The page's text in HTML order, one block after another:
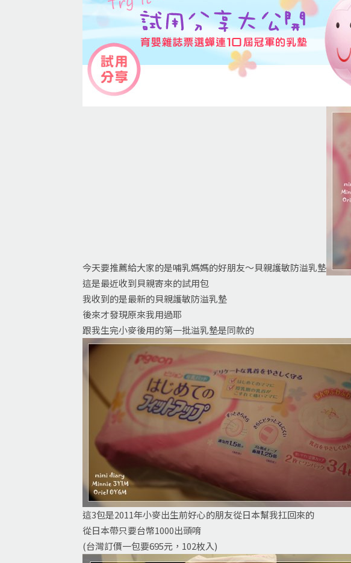
今天要推薦給大家的是哺乳媽媽的好朋友～貝親護敏防溢乳墊
這是最近收到貝親寄來的試用包
我收到的是最新的貝親護敏防溢乳墊
後來才發現原來我用過耶
跟我生完小麥後用的第一批溢乳墊是同款的
這3包是2011年小麥出生前好心的朋友從日本幫我扛回來的
從日本帶只要台幣1000出頭唷
(台灣訂價一包要695元，102枚入)